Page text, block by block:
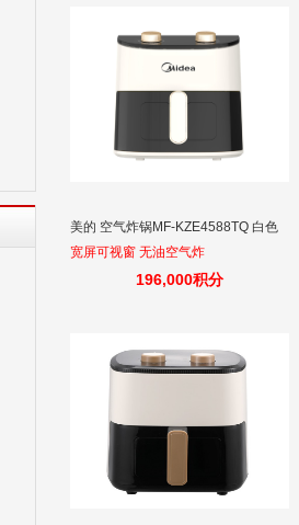
美的 空气炸锅MF-KZE4588TQ 白色
宽屏可视窗 无油空气炸
196,000积分